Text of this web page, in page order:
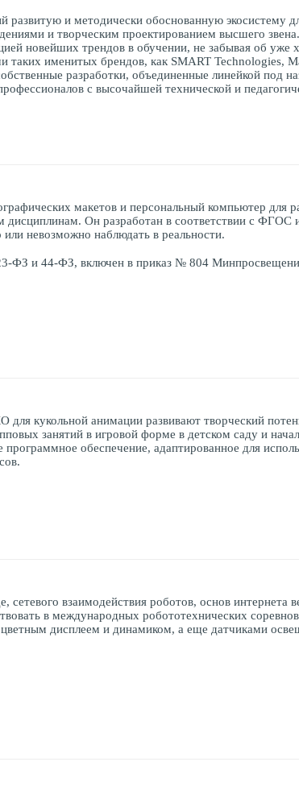
и методически обоснованную экосистему
и творческим проектированием высшего
новейших трендов в обучении, не забывая об
именитых брендов, как SMART Technologies,
разработки, объединенные линейкой под
с высочайшей технической и
макетов и персональный компьютер для
Он разработан в соответствии с ФГОС
невозможно наблюдать в реальности.
ФЗ и 44-ФЗ, включен в приказ № 804
кукольной анимации развивают творческий
занятий в игровой форме в детском саду и
обеспечение, адаптированное для
взаимодействия роботов, основ интернета
в международных робототехнических
дисплеем и динамиком, а еще датчиками